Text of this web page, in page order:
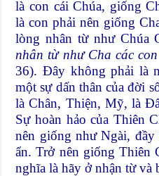
là con cái Chúa, giống
là con phải nên giống
lòng nhân từ như Chúa
nhân từ như Cha các
36). Đây không phải là
một sự dấn thân của đời
là Chân, Thiện, Mỹ, là
Sự hoàn hảo của Thiên
nên giống như Ngài,
ẩn. Trở nên giống Thiên
nghĩa là hãy ở nhận từ và